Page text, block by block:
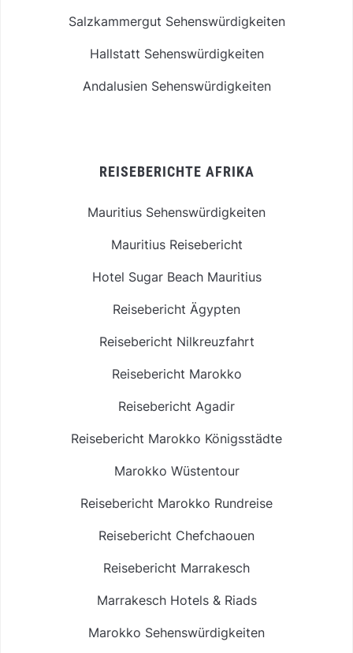
Salzkammergut Sehenswürdigkeiten
Hallstatt Sehenswürdigkeiten
Andalusien Sehenswürdigkeiten
REISEBERICHTE AFRIKA
Mauritius Sehenswürdigkeiten
Mauritius Reisebericht
Hotel Sugar Beach Mauritius
Reisebericht Ägypten
Reisebericht Nilkreuzfahrt
Reisebericht Marokko
Reisebericht Agadir
Reisebericht Marokko Königsstädte
Marokko Wüstentour
Reisebericht Marokko Rundreise
Reisebericht Chefchaouen
Reisebericht Marrakesch
Marrakesch Hotels & Riads
Marokko Sehenswürdigkeiten